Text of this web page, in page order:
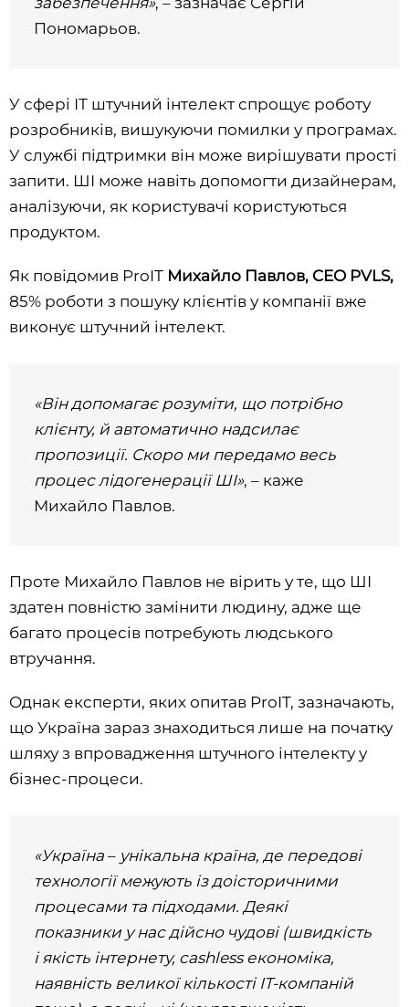
Пономарьов.
У сфері ІТ штучний інтелект спрощує роботу
розробників, вишукуючи помилки у програмах.
У службі підтримки він може вирішувати прості
запити. ШІ може навіть допомогти дизайнерам,
аналізуючи, як користувачі користуються
продуктом.
Як повідомив ProIT Михайло Павлов, CEO PVLS,
85% роботи з пошуку клієнтів у компанії вже
виконує штучний інтелект.
«Він допомагає розуміти, що потрібно
клієнту, й автоматично надсилає
пропозиції. Скоро ми передамо весь
процес лідогенерації ШІ», – каже
Михайло Павлов.
Проте Михайло Павлов не вірить у те, що ШІ
здатен повністю замінити людину, адже ще
багато процесів потребують людського
втручання.
Однак експерти, яких опитав ProIT, зазначають,
що Україна зараз знаходиться лише на початку
шляху з впровадження штучного інтелекту у
бізнес-процеси.
«Україна– унікальна країна, де передові
технології межують із доісторичними
процесами та підходами. Деякі
показники у нас дійсно чудові (швидкість
і якість інтернету, cashless економіка,
наявність великої кількості ІТ-компаній